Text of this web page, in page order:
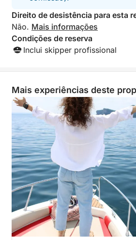
Direito de desistência para esta
Não. Mais informações
Condições de reserva
Inclui skipper profissional
Mais experiências deste